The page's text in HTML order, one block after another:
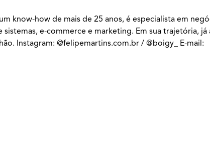
know-how de mais de 25 anos, é especialista em
e-commerce e marketing. Em sua trajetória, já
Instagram: @felipemartins.com.br / @boigy_ E-mail: